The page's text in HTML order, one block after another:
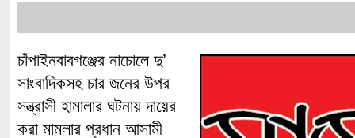
চাঁপাইনবাবগঞ্জের নাচোলে দু’
সাংবাদিকসহ চার জনের উপর
সন্ত্রাসী হামালার ঘটনায় দায়ের
করা মামলার প্রধান আসামী